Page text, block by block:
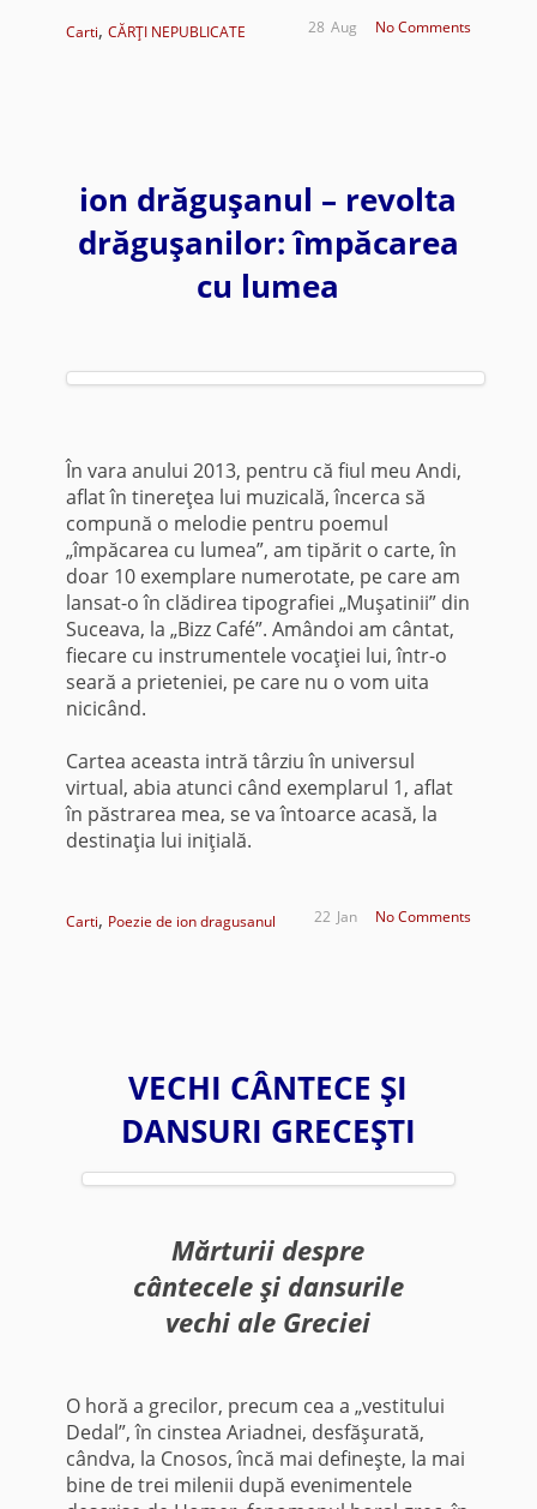
Carti, CĂRŢI NEPUBLICATE No Comments
Aug
28
ion drăguşanul – revolta
drăguşanilor: împăcarea
cu lumea
În vara anului 2013, pentru că fiul meu Andi,
aflat în tinereţea lui muzicală, încerca să
compună o melodie pentru poemul
„împăcarea cu lumea”, am tipărit o carte, în
doar 10 exemplare numerotate, pe care am
lansat-o în clădirea tipografiei „Muşatinii” din
Suceava, la „Bizz Café”. Amândoi am cântat,
fiecare cu instrumentele vocaţiei lui, într-o
seară a prieteniei, pe care nu o vom uita
nicicând.
Cartea aceasta intră târziu în universul
virtual, abia atunci când exemplarul 1, aflat
în păstrarea mea, se va întoarce acasă, la
destinaţia lui iniţială.
Carti, Poezie de ion dragusanul No Comments
Jan
22
VECHI CÂNTECE ŞI
DANSURI GRECEŞTI
Mărturii despre
cântecele şi dansurile
vechi ale Greciei
O horă a grecilor, precum cea a „vestitului
Dedal”, în cinstea Ariadnei, desfăşurată,
cândva, la Cnosos, încă mai defineşte, la mai
bine de trei milenii după evenimentele